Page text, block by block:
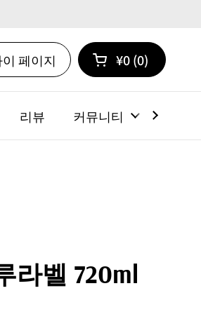
페이지 카트 열기
쇼핑 카트 총계:
¥0 0
카트 내에 제품
리뷰 커뮤니티
라벨 720ml